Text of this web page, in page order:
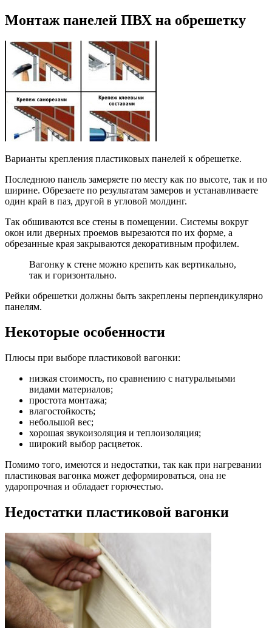
Монтаж панелей ПВХ на обрешетку
Варианты крепления пластиковых панелей к обрешетке.
Последнюю панель замеряете по месту как по высоте, так и по
ширине. Обрезаете по результатам замеров и устанавливаете
один край в паз, другой в угловой молдинг.
Так обшиваются все стены в помещении. Системы вокруг
окон или дверных проемов вырезаются по их форме, а
обрезанные края закрываются декоративным профилем.
Вагонку к стене можно крепить как вертикально,
так и горизонтально.
Рейки обрешетки должны быть закреплены перпендикулярно
панелям.
Некоторые особенности
Плюсы при выборе пластиковой вагонки:
низкая стоимость, по сравнению с натуральными
видами материалов;
простота монтажа;
влагостойкость;
небольшой вес;
хорошая звукоизоляция и теплоизоляция;
широкий выбор расцветок.
Помимо того, имеются и недостатки, так как при нагревании
пластиковая вагонка может деформироваться, она не
ударопрочная и обладает горючестью.
Недостатки пластиковой вагонки